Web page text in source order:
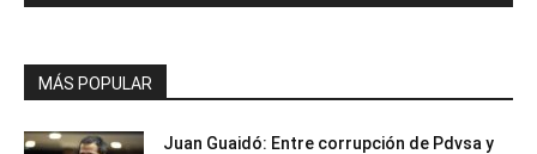
MÁS POPULAR
Juan Guaidó: Entre corrupción de Pdvsa y